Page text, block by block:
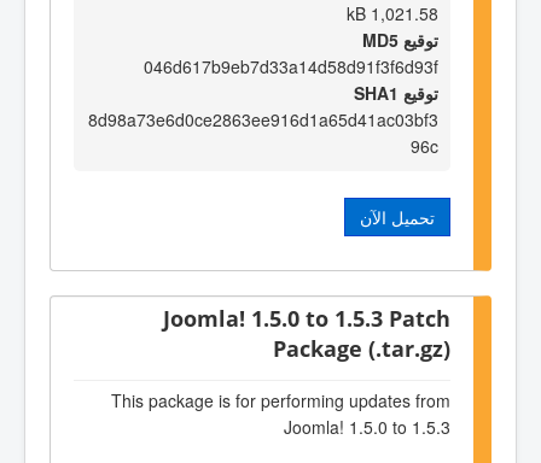
1,021.58 kB
توقيع MD5
046d617b9eb7d33a14d58d91f3f6d93f
توقيع SHA1
8d98a73e6d0ce2863ee916d1a65d41ac03bf3
96c
تحميل الآن
Joomla! 1.5.0 to 1.5.3 Patch
Package (.tar.gz)
This package is for performing updates from
Joomla! 1.5.0 to 1.5.3